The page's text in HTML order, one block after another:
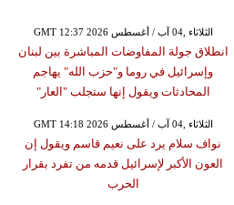
GMT 12:37 2026 الثلاثاء ,04 آب / أغسطس
انطلاق جولة المفاوضات المباشرة بين لبنان
وإسرائيل في روما و"حزب الله" يهاجم
المحادثات ويقول إنها ستجلب "العار"
GMT 14:18 2026 الثلاثاء ,04 آب / أغسطس
نواف سلام يرد على نعيم قاسم ويقول إن
العون الأكبر لإسرائيل قدمه من تفرد بقرار
الحرب